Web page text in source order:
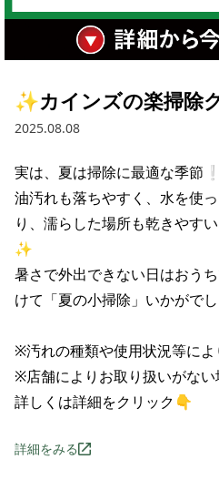
✨カインズの楽掃除
2025.08.08
実は、夏は掃除に最適な季節❕
油汚れも落ちやすく、水を使
り、濡らした場所も乾きやす
✨
暑さで外出できない日はおう
けて「夏の小掃除」いかがで
※汚れの種類や使用状況等によ
※店舗によりお取り扱いがない
詳しくは詳細をクリック👇
詳細をみる